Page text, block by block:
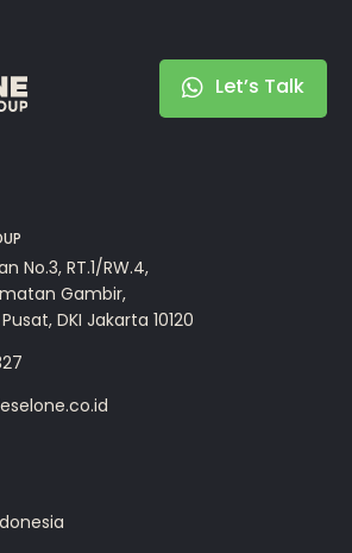
Let’s Talk
No.3, RT.1/RW.4,
Gambir,
DKI Jakarta 10120